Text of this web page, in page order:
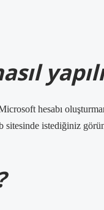
hesabı
istediğiniz